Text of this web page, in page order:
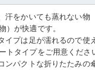
汗をかいても蒸れない物
）が快適です。
イプは足が濡れるので使
トタイプをご用意くださ
ンパクトな折りたたみの